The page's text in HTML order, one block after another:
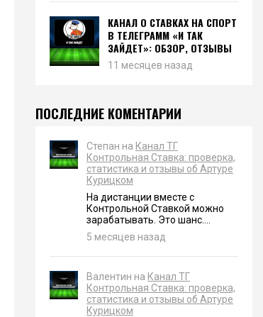
КАНАЛ О СТАВКАХ НА СПОРТ
В ТЕЛЕГРАММ «И ТАК
ЗАЙДЕТ»: ОБЗОР, ОТЗЫВЫ
11 месяцев назад
ПОСЛЕДНИЕ КОМЕНТАРИИ
Степан на Канал ТГ
Контрольная Ставка: проверка,
статистика и отзывы об Артуре
Курицком
На дистанции вместе с
Контрольной Ставкой можно
зарабатывать. Это шанс....
5 месяцев назад
Валентин на Канал ТГ
Контрольная Ставка: проверка,
статистика и отзывы об Артуре
Курицком